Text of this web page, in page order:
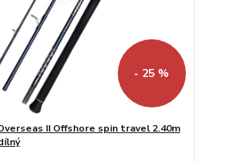
- 25 %
II Offshore spin travel 2.40m